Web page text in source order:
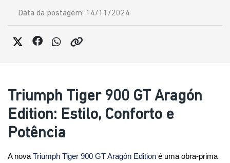
Data da postagem: 14/11/2024
Triumph Tiger 900 GT Aragón
Edition: Estilo, Conforto e
Potência
A nova Triumph Tiger 900 GT Aragón Edition é uma obra-prima